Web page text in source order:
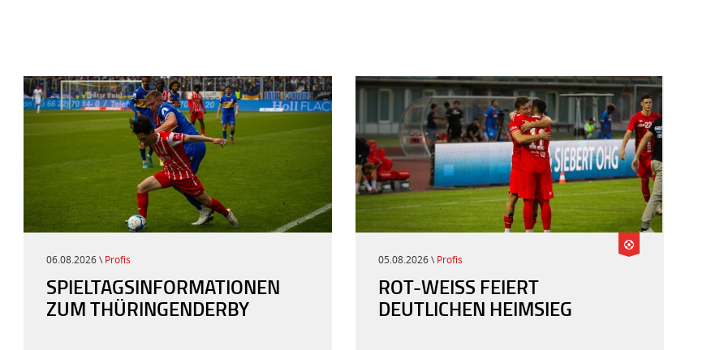
06.08.2026 \ Profis
SPIELTAGSINFORMATIONEN
ZUM THÜRINGENDERBY
05.08.2026 \ Profis
ROT-WEISS FEIERT D
EUTLICHEN HEIMSIEG